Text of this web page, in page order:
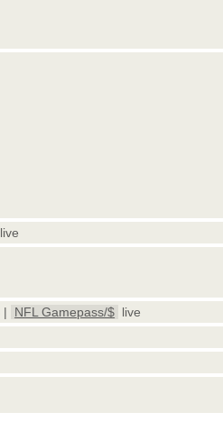
live
| NFL Gamepass/$ live